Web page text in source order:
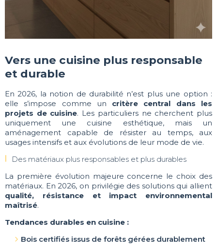
Vers une cuisine plus responsable
et durable
En 2026, la notion de durabilité n’est plus une option :
elle s’impose comme un critère central dans les
projets de cuisine. Les particuliers ne cherchent plus
uniquement une cuisine esthétique, mais un
aménagement capable de résister au temps, aux
usages intensifs et aux évolutions de leur mode de vie.
Des matériaux plus responsables et plus durables
La première évolution majeure concerne le choix des
matériaux. En 2026, on privilégie des solutions qui allient
qualité, résistance et impact environnemental
maîtrisé.
Tendances durables en cuisine :
Bois certifiés issus de forêts gérées durablement